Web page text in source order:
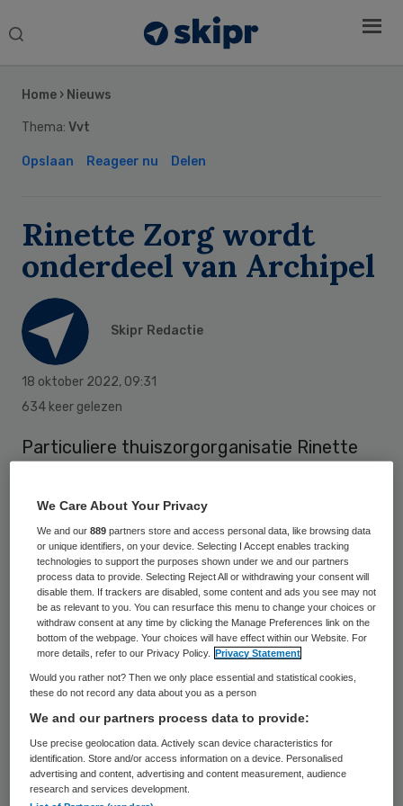
Search
Home › Nieuws
Thema: Vvt
Opslaan Reageer nu Delen
Rinette Zorg wordt
onderdeel van Archipel
Skipr Redactie
18 oktober 2022, 09:31
634 keer gelezen
Particuliere thuiszorgorganisatie Rinette
Archipel. Dit maakten de beide organisaties
afgelopen week bekend. Met de overname
wil Archipel de thuiszorg in Eindhoven en
omgeving toekomstbestendig houden.
Rinette is financieel gezond, en was op zoek
naar een samenwerkingspartner die ook
financieel gezond is en goed is voor haar
medewerkers en heeft deze gevonden in
Archipel. Rinette Zorg blijft een eigen
entiteit binnen Archipel en zal naast
Sidebar
We Care About Your Privacy
We and our889 partners store and access personal data, like browsing data
or unique identifiers, on your device. Selecting I Accept enables tracking
technologies to support the purposes shown under we and our partners
process data to provide. Selecting Reject All or withdrawing your consent will
disable them. If trackers are disabled, some content and ads you see may not
be as relevant to you. You can resurface this menu to change your choices or
withdraw consent at any time by clicking the Manage Preferences link on the
bottom of the webpage. Your choices will have effect within our Website. For
more details, refer to our Privacy Policy.
Privacy Statement
Would you rather not? Then we only place essential and statistical cookies,
these do not record any data about you as a person
We and our partners process data to provide:
Use precise geolocation data. Actively scan device characteristics for
identification. Store and/or access information on a device. Personalised
advertising and content, advertising and content measurement, audience
research and services development.